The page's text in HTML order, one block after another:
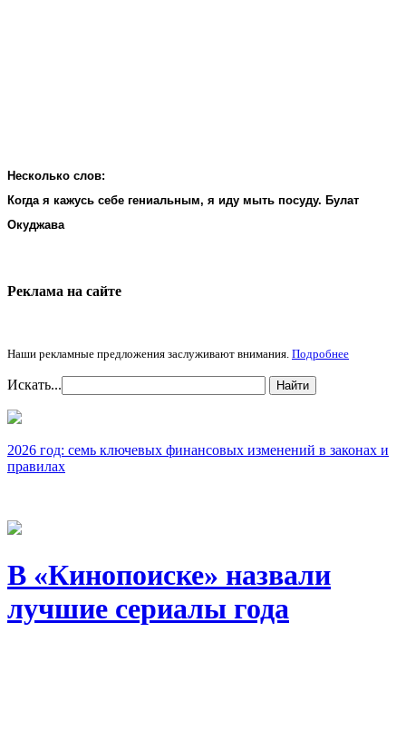
Несколько слов:
Когда я кажусь себе гениальным, я иду мыть посуду. Булат
Окуджава
Реклама на cайте
Наши рекламные предложения заслуживают внимания. Подробнее
Искать... Найти
2026 год: семь ключевых финансовых изменений в законах и
правилах
В «Кинопоиске» назвали
лучшие сериалы года